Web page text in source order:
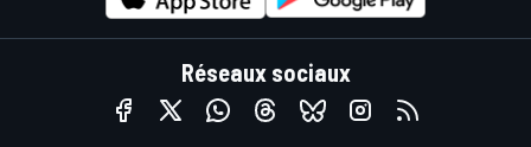
Réseaux sociaux